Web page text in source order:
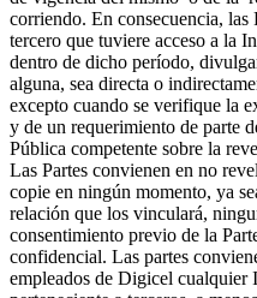
corriendo. En consecuencia, las
tercero que tuviere acceso a la
dentro de dicho período,
alguna, sea directa o
excepto cuando se verifique la
y de un requerimiento de parte
Pública competente sobre la
Las Partes convienen en no
copie en ningún momento, ya
relación que los vinculará,
consentimiento previo de la
confidencial. Las partes
empleados de Digicel